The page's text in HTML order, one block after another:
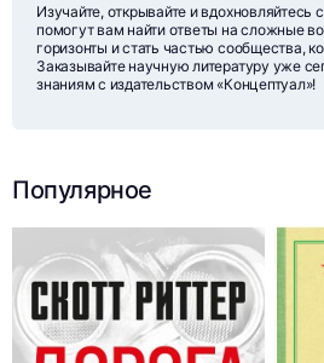
Изучайте, открывайте и вдохновляйтесь
помогут вам найти ответы на сложные
горизонты и стать частью сообщества,
Заказывайте научную литературу уже
знаниям с издательством «Концептуал»!
Популярное